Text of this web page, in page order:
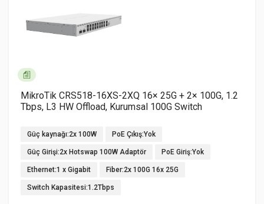
MikroTik CRS518-16XS-2XQ 16× 25G + 2× 100G, 1.2
Tbps, L3 HW Offload, Kurumsal 100G Switch
Güç kaynağı:2x 100W PoE Çıkış:Yok
Güç Girişi:2x Hotswap 100W Adaptör PoE Giriş:Yok
Ethernet:1 x Gigabit Fiber:2x 100G 16x 25G
Switch Kapasitesi:1.2Tbps